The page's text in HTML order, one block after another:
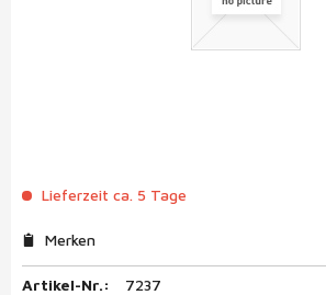
Lieferzeit ca. 5 Tage
Merken
Artikel-Nr.: 7237